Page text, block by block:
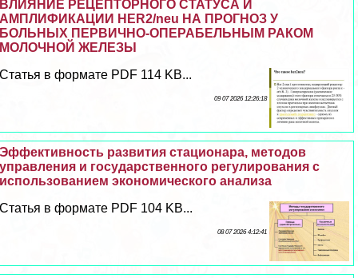
ВЛИЯНИЕ РЕЦЕПТОРНОГО СТАТУСА И
АМПЛИФИКАЦИИ HER2/neu НА ПРОГНОЗ У
БОЛЬНЫХ ПЕРВИЧНО-ОПЕРАБЕЛЬНЫМ РАКОМ
МОЛОЧНОЙ ЖЕЛЕЗЫ
Статья в формате PDF 114 KB...
09 07 2026 12:26:18
Эффективность развития стационара, методов
управления и государственного регулирования с
использованием экономического анализа
Статья в формате PDF 104 KB...
08 07 2026 4:12:41